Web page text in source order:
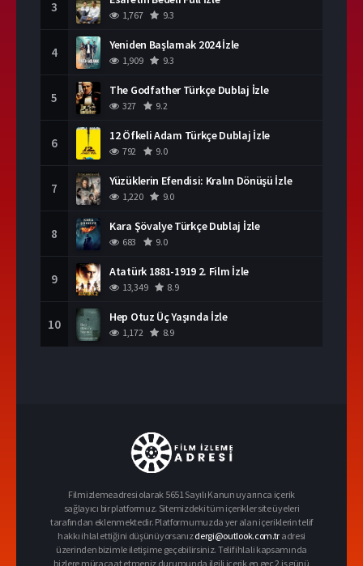
3
1,767 9.3
4 Yeniden Başlamak 2024 İzle
1,909 9.3
5 The Godfather Türkçe Dublaj İzle
327 9.2
6 12 Öfkeli Adam Türkçe Dublaj İzle
792 9.0
7 Yüzüklerin Efendisi: Kralın Dönüşü İzle
1,220 9.0
8 Kara Şövalye Türkçe Dublaj İzle
683 9.0
9 Atatürk 1881-1919 2. Film İzle
13,349 8.9
10 Hep Otuz Üç Yaşında İzle
1,172 8.9
Filmizlemeadresi olarak 5651 Sayılı Kanun uyarınca içerik
sağlayıcı bir platformuz. Sitemizdeki tüm içerikler site üyeleri
tarafından eklenmektedir. Platformumuzda yer alan içeriklerin telif
hakkı ihlal ettiğini düşünüyorsanızdergi@outlook.com.tr adresi
üzerinden bizimle iletişime geçebilirsiniz. Telif ihlali kapsamında
bizlere müracaat etmeniz durumunda ilgili içerik en geç 2 iş günü